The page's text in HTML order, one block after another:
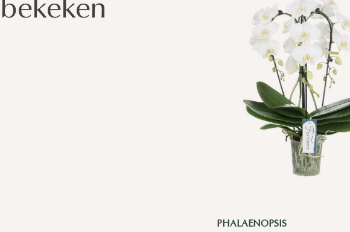
bekeken
PHALAENOPSIS